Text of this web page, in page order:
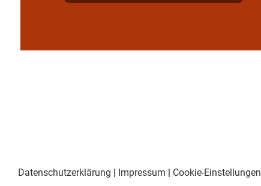
Datenschutzerklärung | Impressum | Cookie-Einstellungen